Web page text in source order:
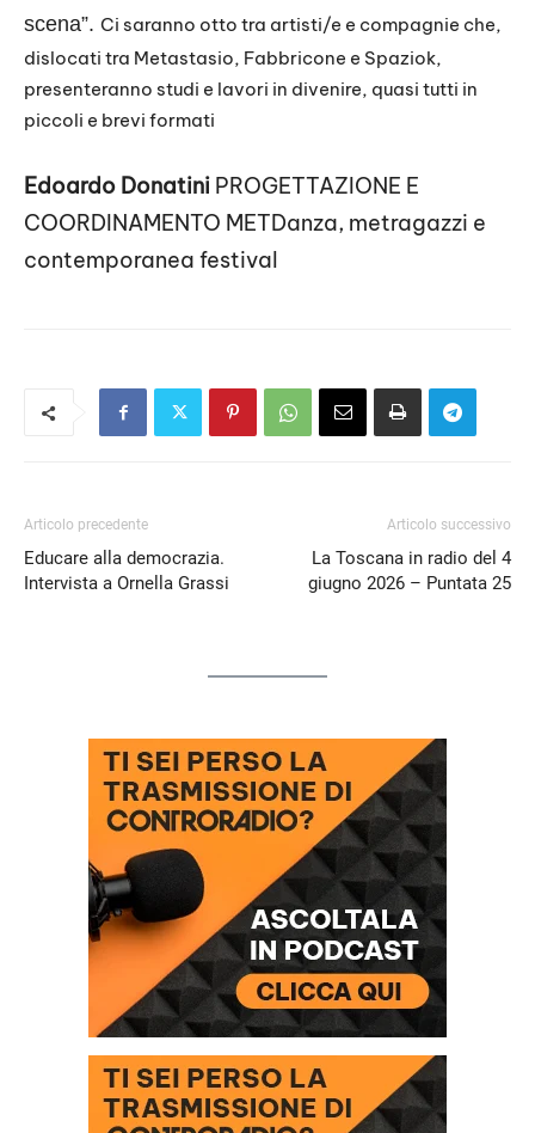
scena”. Ci saranno otto tra artisti/e e compagnie che,
dislocati tra Metastasio, Fabbricone e Spaziok,
presenteranno studi e lavori in divenire, quasi tutti in
piccoli e brevi formati
Edoardo Donatini PROGETTAZIONE E
COORDINAMENTO METDanza, metragazzi e
contemporanea festival
Articolo precedente
Educare alla democrazia.
Intervista a Ornella Grassi
Articolo successivo
La Toscana in radio del 4
giugno 2026 – Puntata 25